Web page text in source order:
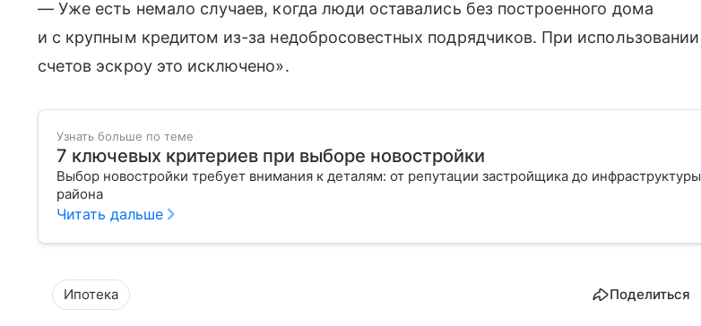
— Уже есть немало случаев, когда люди оставались без построенного дома
и с крупным кредитом из-за недобросовестных подрядчиков. При использовании
счетов эскроу это исключено».
Узнать больше по теме
7 ключевых критериев при выборе новостройки
Выбор новостройки требует внимания к деталям: от репутации застройщика до инфраструктуры
района
Читать дальше
Ипотека Поделиться